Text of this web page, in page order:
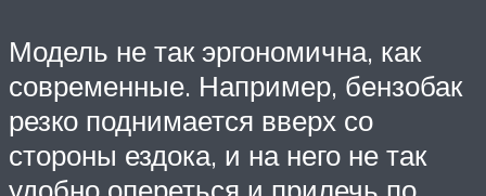
Модель не так эргономична, как
современные. Например, бензобак
резко поднимается вверх со
стороны ездока, и на него не так
удобно опереться и прилечь по